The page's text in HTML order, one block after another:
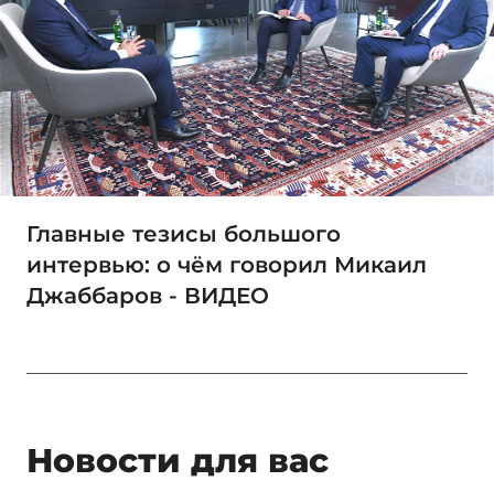
Главные тезисы большого
интервью: о чём говорил Микаил
Джаббаров - ВИДЕО
Новости для вас